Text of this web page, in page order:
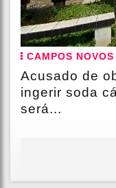
CAMPOS NOVOS
Acusado de
ingerir soda
será...